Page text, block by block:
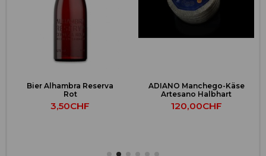
Bier Alhambra Reserva
Rot
3,50CHF
ADIANO Manchego-Käse
Artesano Halbhart
120,00CHF